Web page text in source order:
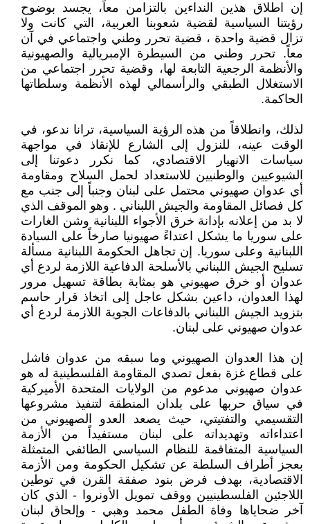
إن اطلاق هذين النداءين بالتزامن معاً، يجسد بوضوح
رؤيتنا السياسية لقضية شعوبنا العربية، التي كانت ولا
تزال قضية واحدة ، قضية تحرر وطني واجتماعي في آن
معاً. تحرر وطني من السيطرة الإمبريالية والصهيونية
والأنظمة الرجعية التابعة لها، وقضية تحرر اجتماعي من
الاستغلال الطبقي والرأسمالي لهذه الأنظمة وسلطاتها
الحاكمة.
لذلك، وانطلاقاً من هذه الرؤية السياسية، ترانا ندعو، في
الوقت عينه، للنزول إلى الشارع للإنقاذ في مواجهة
سياسات الانهيار الاقتصادي، كما نكرر دعوتنا إلى
الشيوعيين والوطنيين للاستعداد لحمل السلاح ومقاومة
أي عدوان صهيوني محتمل على لبنان وجنباً إلى جنب مع
كل فصائل المقاومة والجيش اللبناني . وهو الموقف الذي
لا بد من إعلانه بإدانة خرق الأجواء اللبنانية وشن الغارات
على سوريا ما يشكل اعتداءً صهيونيا صارخاً على السيادة
اللبنانية وعلى سوريا. إن تجاهل الحكومة اللبنانية مسألة
تسليح الجيش اللبناني بالأسلحة الدفاعية اللازمة لردع أي
عدوان أو خرق صهيوني هو بمثابة بطاقة تسهيل مرور
لهذا العدوان، داعين بشكل عاجل إلى اتخاذ قرار حاسم
بتزويد الجيش اللبناني بالدفاعات الجوية اللازمة لردع أي
عدوان صهيوني على لبنان.
إن هذا العدوان الصهيوني وما سبقه من عدوان فاشل
على قطاع غزة بفعل تصدي المقاومة الفلسطينية له هو
عدوان صهيوني مدعوم من الولايات المتحدة الأميركية
في سياق حربها على بلدان المنطقة لتنفيذ مشروعها
التقسيمي والتفتيتي، حيث يصعد العدو الصهيوني من
اعتداءاته وتهديداته على لبنان مستفيداً من الأزمة
السياسية المتفاقمة للنظام السياسي الطائفي المتمثلة
بعجز أطراف السلطة عن تشكيل الحكومة ومن الأزمة
الاقتصادية، بهدف فرض بنود صفقة القرن في توطين
اللاجئين الفلسطينيين ووقف تمويل الأونروا - الذي كان
آخر ضحاياها وفاة الطفل محمد وهبي - وإلحاق لبنان